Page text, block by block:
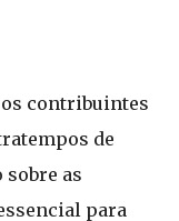
os contribuintes
de
as
para